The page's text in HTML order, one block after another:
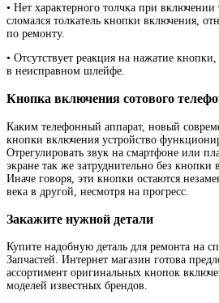
• Нет характерного толчка при включении
сломался толкатель кнопки включения,
по ремонту.
• Отсутствует реакция на нажатие
в неисправном шлейфе.
Кнопка включения сотового
Каким телефонный аппарат, новый
кнопки включения устройство
Отрегулировать звук на смартфоне или
экране так же затруднительно без кнопки
Иначе говоря, эти кнопки остаются
века в другой, несмотря на прогресс.
Закажите нужной детали
Купите надобную деталь для ремонта на
Запчастей. Интернет магазин готова
ассортимент оригинальных кнопок
моделей известных брендов.